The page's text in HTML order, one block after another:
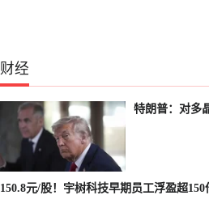
财经
特朗普：对多
150.8元/股！宇树科技早期员工浮盈超